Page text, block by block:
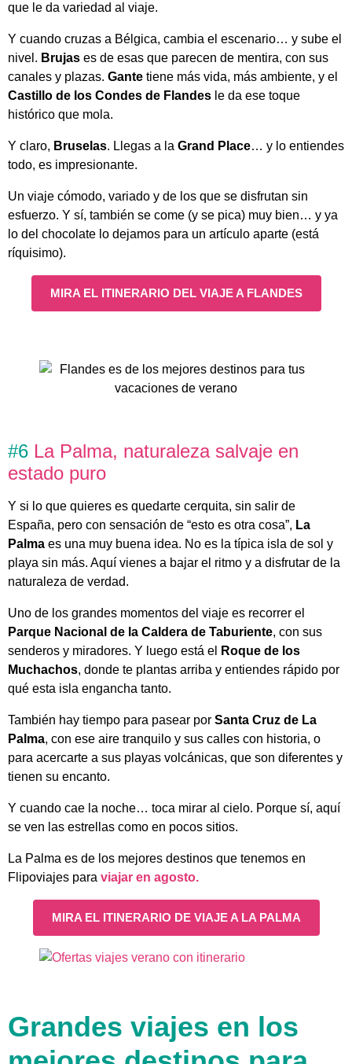
que le da variedad al viaje.
Y cuando cruzas a Bélgica, cambia el escenario… y sube el
nivel. Brujas es de esas que parecen de mentira, con sus
canales y plazas. Gante tiene más vida, más ambiente, y el
Castillo de los Condes de Flandes le da ese toque
histórico que mola.
Y claro, Bruselas. Llegas a la Grand Place… y lo entiendes
todo, es impresionante.
Un viaje cómodo, variado y de los que se disfrutan sin
esfuerzo. Y sí, también se come (y se pica) muy bien… y ya
lo del chocolate lo dejamos para un artículo aparte (está
ríquisimo).
MIRA EL ITINERARIO DEL VIAJE A FLANDES
#6 La Palma, naturaleza salvaje en
estado puro
Y si lo que quieres es quedarte cerquita, sin salir de
España, pero con sensación de “esto es otra cosa”, La
Palma es una muy buena idea. No es la típica isla de sol y
playa sin más. Aquí vienes a bajar el ritmo y a disfrutar de la
naturaleza de verdad.
Uno de los grandes momentos del viaje es recorrer el
Parque Nacional de la Caldera de Taburiente, con sus
senderos y miradores. Y luego está el
Roque de los
Muchachos, donde te plantas arriba y entiendes rápido por
qué esta isla engancha tanto.
También hay tiempo para pasear por Santa Cruz de La
Palma, con ese aire tranquilo y sus calles con historia, o
para acercarte a sus playas volcánicas, que son diferentes y
tienen su encanto.
Y cuando cae la noche… toca mirar al cielo. Porque sí, aquí
se ven las estrellas como en pocos sitios.
La Palma es de los mejores destinos que tenemos en
Flipoviajes para viajar en agosto.
MIRA EL ITINERARIO DE VIAJE A LA PALMA
Grandes viajes en los